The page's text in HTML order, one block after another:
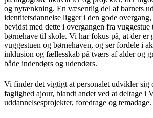
og nytænkning. En væsentlig del af barnets
identitetsdannelse ligger i den gode
bevidst med dette i overgangen fra
børnehave til skole. Vi har fokus på, at der er
vuggestuen og børnehaven, og ser fordele i
inklusion og fællesskab på tværs af alder og
både indendørs og udendørs.
Vi finder det vigtigt at personalet udvikler sig
faglighed ajour, blandt andet ved at deltage i
uddannelsesprojekter, foredrage og temadage.